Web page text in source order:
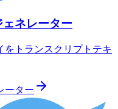
ネレーター
をトランスクリプトテキ
ーター